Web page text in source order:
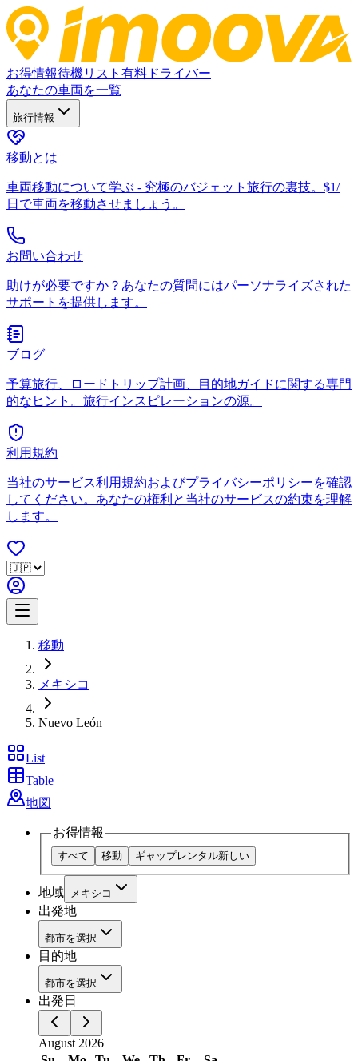
お得情報待機リスト 有料ドライバー
あなたの車両を一覧
旅行情報
移動とは
車両移動について学ぶ - 究極のバジェット旅行の裏技。$1/
日で車両を移動させましょう。
お問い合わせ
助けが必要ですか？あなたの質問にはパーソナライズされた
サポートを提供します。
ブログ
予算旅行、ロードトリップ計画、目的地ガイドに関する専門
的なヒント。旅行インスピレーションの源。
利用規約
当社のサービス利用規約およびプライバシーポリシーを確認
してください。あなたの権利と当社のサービスの約束を理解
します。
移動
メキシコ
Nuevo León
List
Table
地図
お得情報
すべて 移動 ギャップレンタル新しい
地域 メキシコ
出発地
都市を選択
目的地
都市を選択
出発日
August 2026